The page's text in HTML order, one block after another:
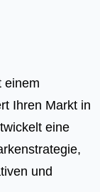
einem
Ihren Markt in
eine
und